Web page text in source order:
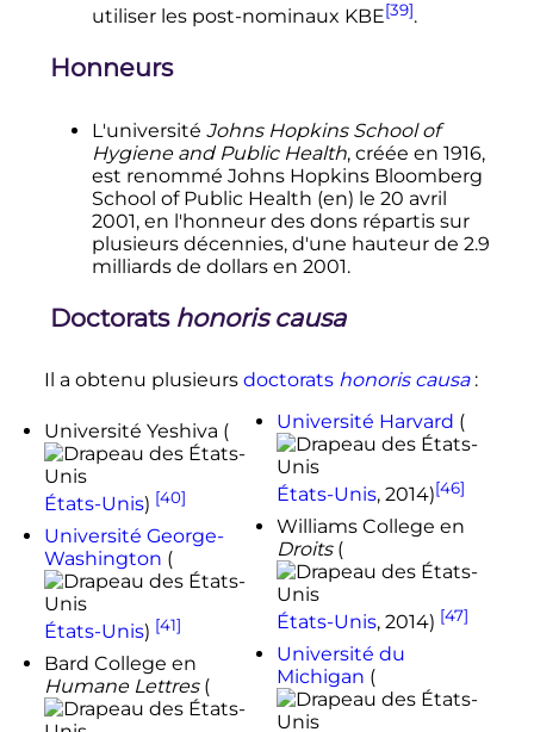
utiliser les post-nominaux KBE[39].
Honneurs
L'université Johns Hopkins School of
Hygiene and Public Health, créée en 1916,
est renommé Johns Hopkins Bloomberg
School of Public Health (en) le 20 avril
2001, en l'honneur des dons répartis sur
plusieurs décennies, d'une hauteur de 2.9
milliards de dollars en 2001.
Doctorats honoris causa
Il a obtenu plusieurs doctorats honoris causa :
Université Yeshiva (
États-Unis) [40]
Université George-
Washington (
États-Unis) [41]
Bard College en
Humane Lettres(
Université Harvard (
États-Unis, 2014)[46]
Williams College en
Droits(
États-Unis, 2014) [47]
Université du
Michigan (